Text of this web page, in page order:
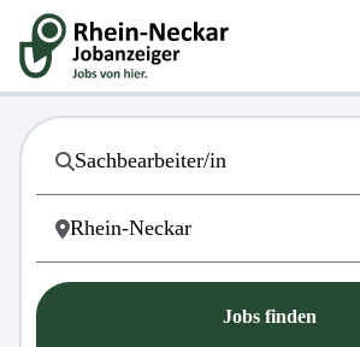
Jobs finden